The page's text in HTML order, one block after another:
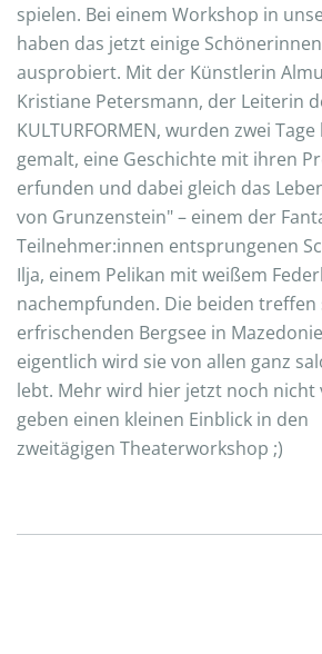
spielen. Bei einem Workshop in
haben das jetzt einige
ausprobiert. Mit der Künstlerin
Kristiane Petersmann, der Leiterin
KULTURFORMEN, wurden zwei
gemalt, eine Geschichte mit ihren
erfunden und dabei gleich das
von Grunzenstein" – einem der
Teilnehmer:innen entsprungenen
Ilja, einem Pelikan mit weißem
nachempfunden. Die beiden treffen
erfrischenden Bergsee in
eigentlich wird sie von allen ganz
lebt. Mehr wird hier jetzt noch
geben einen kleinen Einblick in den
zweitägigen Theaterworkshop ;)